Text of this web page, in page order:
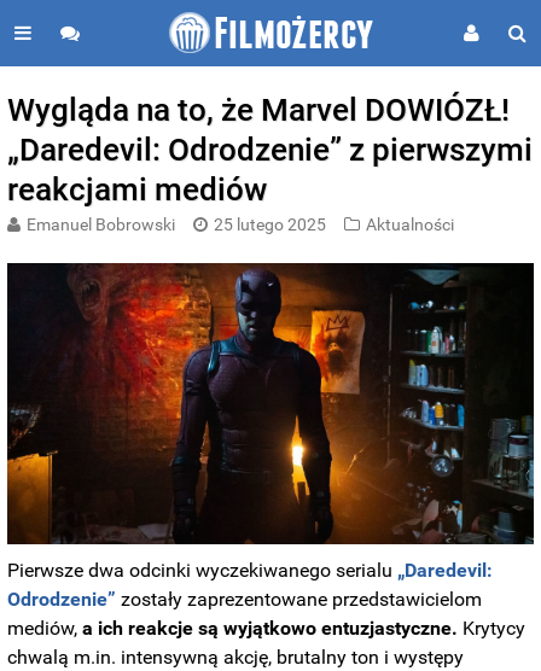
Wygląda na to, że Marvel DOWIÓZŁ!
„Daredevil: Odrodzenie” z pierwszymi
reakcjami mediów
Emanuel Bobrowski 25 lutego 2025 Aktualności
Pierwsze dwa odcinki wyczekiwanego serialu „Daredevil:
Odrodzenie” zostały zaprezentowane przedstawicielom
mediów,a ich reakcje są wyjątkowo entuzjastyczne. Krytycy
chwalą m.in. intensywną akcję, brutalny ton i występy